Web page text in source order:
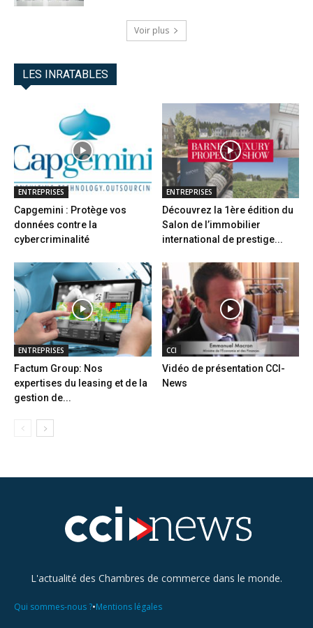
Voir plus
LES INRATABLES
ENTREPRISES
Capgemini : Protège vos
données contre la
cybercriminalité
ENTREPRISES
Découvrez la 1ère édition du
Salon de l’immobilier
international de prestige...
ENTREPRISES
Factum Group: Nos
expertises du leasing et de la
gestion de...
CCI
Vidéo de présentation CCI-
News
L'actualité des Chambres de commerce dans le monde.
Qui sommes-nous ?•Mentions légales